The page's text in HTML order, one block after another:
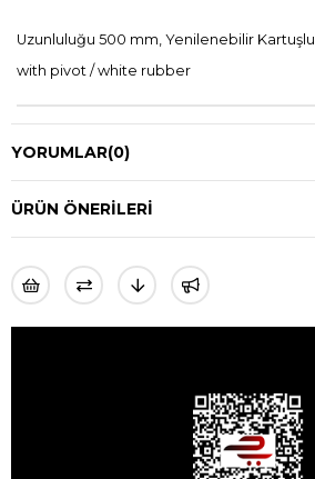
Uzunluluğu 500 mm, Yenilenebilir Kartuşlu
with pivot / white rubber
YORUMLAR(0)
ÜRÜN ÖNERILERI